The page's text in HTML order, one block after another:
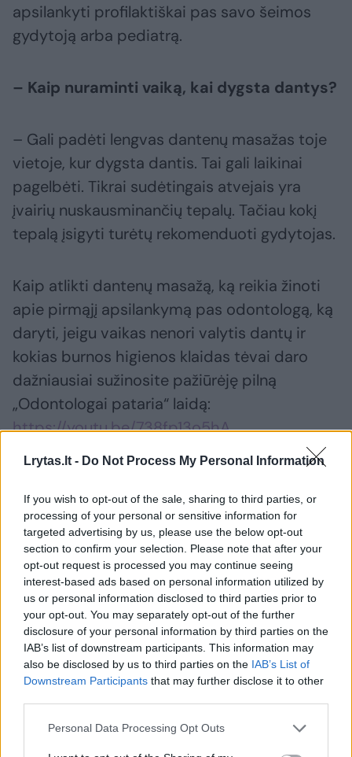
Lrytas.lt - Do Not Process My Personal Information
If you wish to opt-out of the sale, sharing to third parties, or
processing of your personal or sensitive information for
targeted advertising by us, please use the below opt-out
section to confirm your selection. Please note that after your
opt-out request is processed you may continue seeing
interest-based ads based on personal information utilized by
us or personal information disclosed to third parties prior to
your opt-out. You may separately opt-out of the further
disclosure of your personal information by third parties on the
IAB’s list of downstream participants. This information may
also be disclosed by us to third parties on the IAB’s List of
Downstream Participants that may further disclose it to other
Personal Data Processing Opt Outs
apsilankyti profilaktiškai pas savo šeimos
gydytoją arba pediatrą.
– Kaip nuraminti vaiką, kai dygsta dantys?
– Gali padėti lengvas dantenų masažas toje
vietoje, kur dygsta dantis. Tai gali laikinai
pagelbėti. Tikrai sudėtingais atvejais yra
įvairių nuskausminančių tepalų. Tačiau kokį
tepalą įsigyti turėtų rekomenduoti gydytojas.
Kaip atlikti dantenų masažą, ką reikia žinoti
apie pirmąjį apsilankymą pas odontologą, ką
daryti, jeigu vaikas nenori valytis dantų ir
kokias burnos higienos klaidas tėvai daro
dažniausiai sužinosite pažiūrėję pilną
„Odontologai pataria“ laidą:
https://youtu.be/738fp13o5hA
Podbean:https://bit.ly/3qDlWBt
vaikų dantys vaikų odontologija Odontologai pataria
Komentuoti po šiuo straipsniu
Komentuoti gali tik Lrytas registruoti vartotojai.
Prisijunkite prie registruotų vartotojų